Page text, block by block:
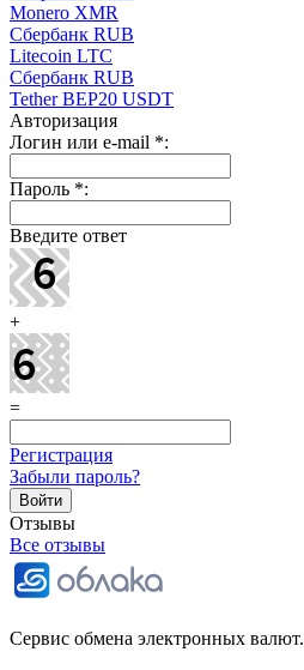
Monero XMR
Сбербанк RUB
Litecoin LTC
Сбербанк RUB
Tether BEP20 USDT
Авторизация
Логин или e-mail *:
Пароль *:
Введите ответ
+
=
Регистрация
Забыли пароль?
Отзывы
Все отзывы
Сервис обмена электронных валют.